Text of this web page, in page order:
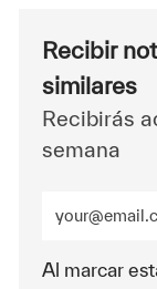
Recibir
similares
Recibirás
semana
Al marcar